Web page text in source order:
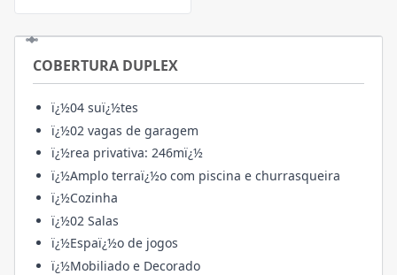
COBERTURA DUPLEX
ï¿½04 suï¿½tes
ï¿½02 vagas de garagem
ï¿½rea privativa: 246mï¿½
ï¿½Amplo terraï¿½o com piscina e churrasqueira
ï¿½Cozinha
ï¿½02 Salas
ï¿½Espaï¿½o de jogos
ï¿½Mobiliado e Decorado